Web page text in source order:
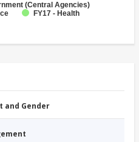
(Central Agencies)
FY17 - Health
and Gender